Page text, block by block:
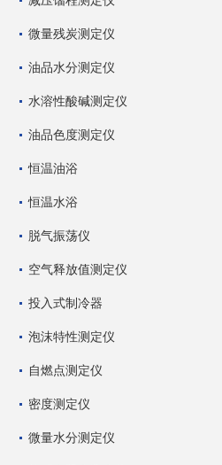
微量残炭测定仪
油品水分测定仪
水溶性酸碱测定仪
油品色度测定仪
恒温油浴
恒温水浴
脱气振荡仪
空气释放值测定仪
投入式制冷器
泡沫特性测定仪
自燃点测定仪
密度测定仪
微量水分测定仪